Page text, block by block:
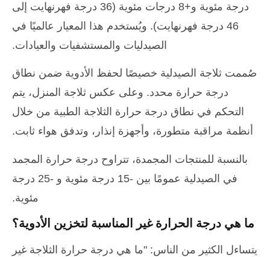
درجة مئوية و+8 درجات مئوية (36 درجة فهرنهايت إلى
46 درجة فهرنهايت). ويُستخدم هذا المعيار عالميًا في
الصيدليات والمستشفيات والعيادات.
صُممت ثلاجة الصيدلية خصيصًا لحفظ الأدوية ضمن نطاق
درجة حرارة محدد. وعلى عكس ثلاجة المنزل، يتم
التحكم في نطاق درجة حرارة الثلاجة الطبية من خلال
أنظمة مراقبة متطورة، وأجهزة إنذار، وتدفق هواء ثابت.
بالنسبة للمنتجات المجمدة، تتراوح درجة حرارة المجمد
في الصيدلية عمومًا بين -15 درجة مئوية و -25 درجة
مئوية.
ما هي درجة الحرارة غير المناسبة لتخزين الأدوية؟
يتساءل الكثير من الناس: "ما هي درجة حرارة الثلاجة غير